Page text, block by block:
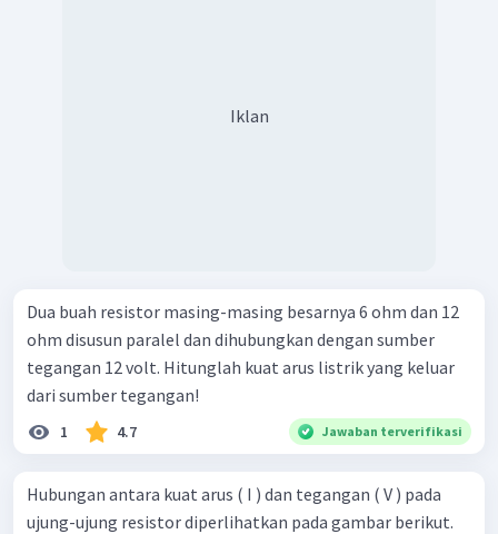
Iklan
Dua buah resistor masing-masing besarnya 6 ohm dan 12
ohm disusun paralel dan dihubungkan dengan sumber
tegangan 12 volt. Hitunglah kuat arus listrik yang keluar
dari sumber tegangan!
1 4.7 Jawaban terverifikasi
Hubungan antara kuat arus ( I ) dan tegangan ( V ) pada
ujung-ujung resistor diperlihatkan pada gambar berikut.